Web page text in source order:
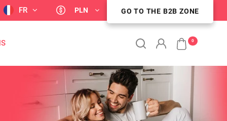
FR PLN ESPACE CLIENT B2B
GO TO THE B2B ZONE
0